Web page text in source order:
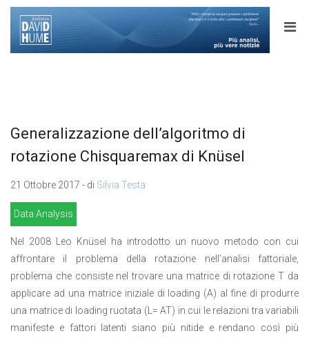
Generalizzazione dell’algoritmo di
rotazione Chisquaremax di Knüsel
21 Ottobre 2017 - di Silvia Testa
Data Analysis
Nel 2008 Leo Knüsel ha introdotto un nuovo metodo con cui
affrontare il problema della rotazione nell’analisi fattoriale,
problema che consiste nel trovare una matrice di rotazione T da
applicare ad una matrice iniziale di loading (A) al fine di produrre
una matrice di loading ruotata (L= AT) in cui le relazioni tra variabili
manifeste e fattori latenti siano più nitide e rendano così più